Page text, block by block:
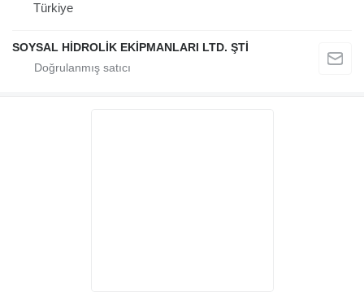
Türkiye
SOYSAL HİDROLİK EKİPMANLARI LTD. ŞTİ